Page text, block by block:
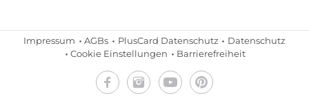
Impressum AGBs PlusCard Datenschutz
Datenschutz
Cookie Einstellungen
Barrierefreiheit